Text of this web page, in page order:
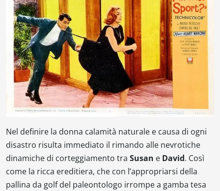
Nel definire la donna calamità naturale e causa di ogni
disastro risulta immediato il rimando alle nevrotiche
dinamiche di corteggiamento tra Susan e David. Così
come la ricca ereditiera, che con l’appropriarsi della
pallina da golf del paleontologo irrompe a gamba tesa